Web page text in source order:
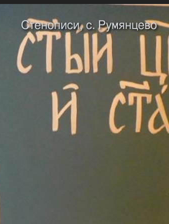
Стенописи, с. Румянцево